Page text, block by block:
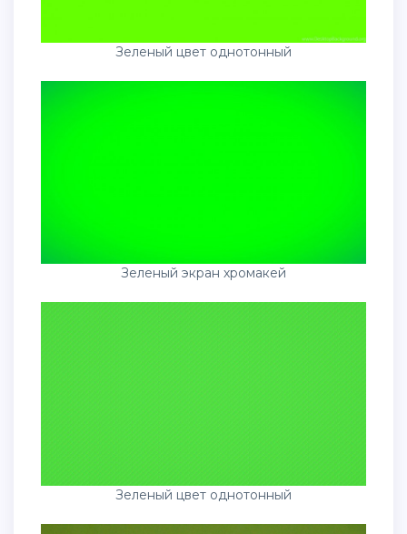
Зеленый цвет однотонный
Зеленый экран хромакей
Зеленый цвет однотонный